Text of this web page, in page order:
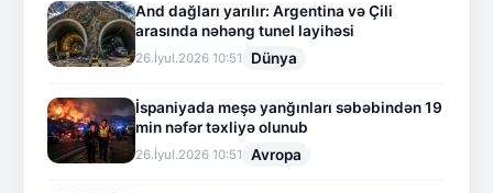
And dağları yarılır: Argentina və Çili
arasında nəhəng tunel layihəsi
26.İyul.2026 10:51 Dünya
İspaniyada meşə yanğınları səbəbindən 19
min nəfər təxliyə olunub
26.İyul.2026 10:51 Avropa